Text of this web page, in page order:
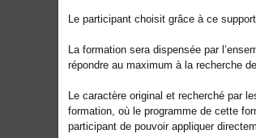
Le participant choisit grâce à ce
La formation sera dispensée par
répondre au maximum à la recherche
Le caractère original et recherché par
formation, où le programme de cette
participant de pouvoir appliquer